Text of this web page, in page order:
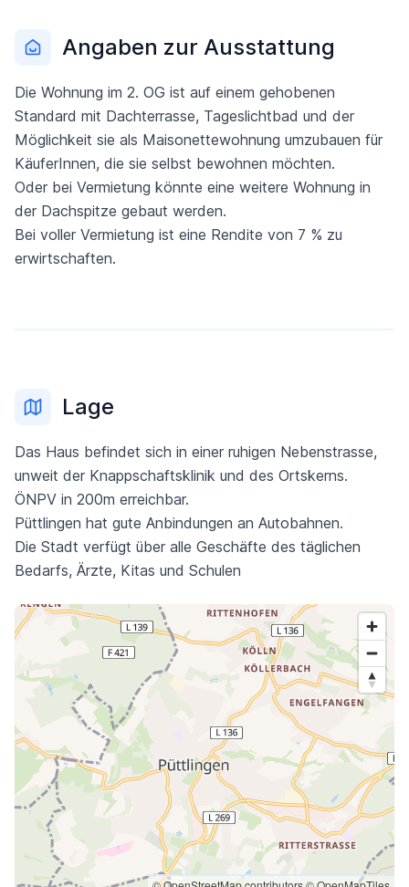
Angaben zur Ausstattung
Die Wohnung im 2. OG ist auf einem gehobenen
Standard mit Dachterrasse, Tageslichtbad und der
Möglichkeit sie als Maisonettewohnung umzubauen für
KäuferInnen, die sie selbst bewohnen möchten.
Oder bei Vermietung könnte eine weitere Wohnung in
der Dachspitze gebaut werden.
Bei voller Vermietung ist eine Rendite von 7 % zu
erwirtschaften.
Lage
Das Haus befindet sich in einer ruhigen Nebenstrasse,
unweit der Knappschaftsklinik und des Ortskerns.
ÖNPV in 200m erreichbar.
Püttlingen hat gute Anbindungen an Autobahnen.
Die Stadt verfügt über alle Geschäfte des täglichen
Bedarfs, Ärzte, Kitas und Schulen